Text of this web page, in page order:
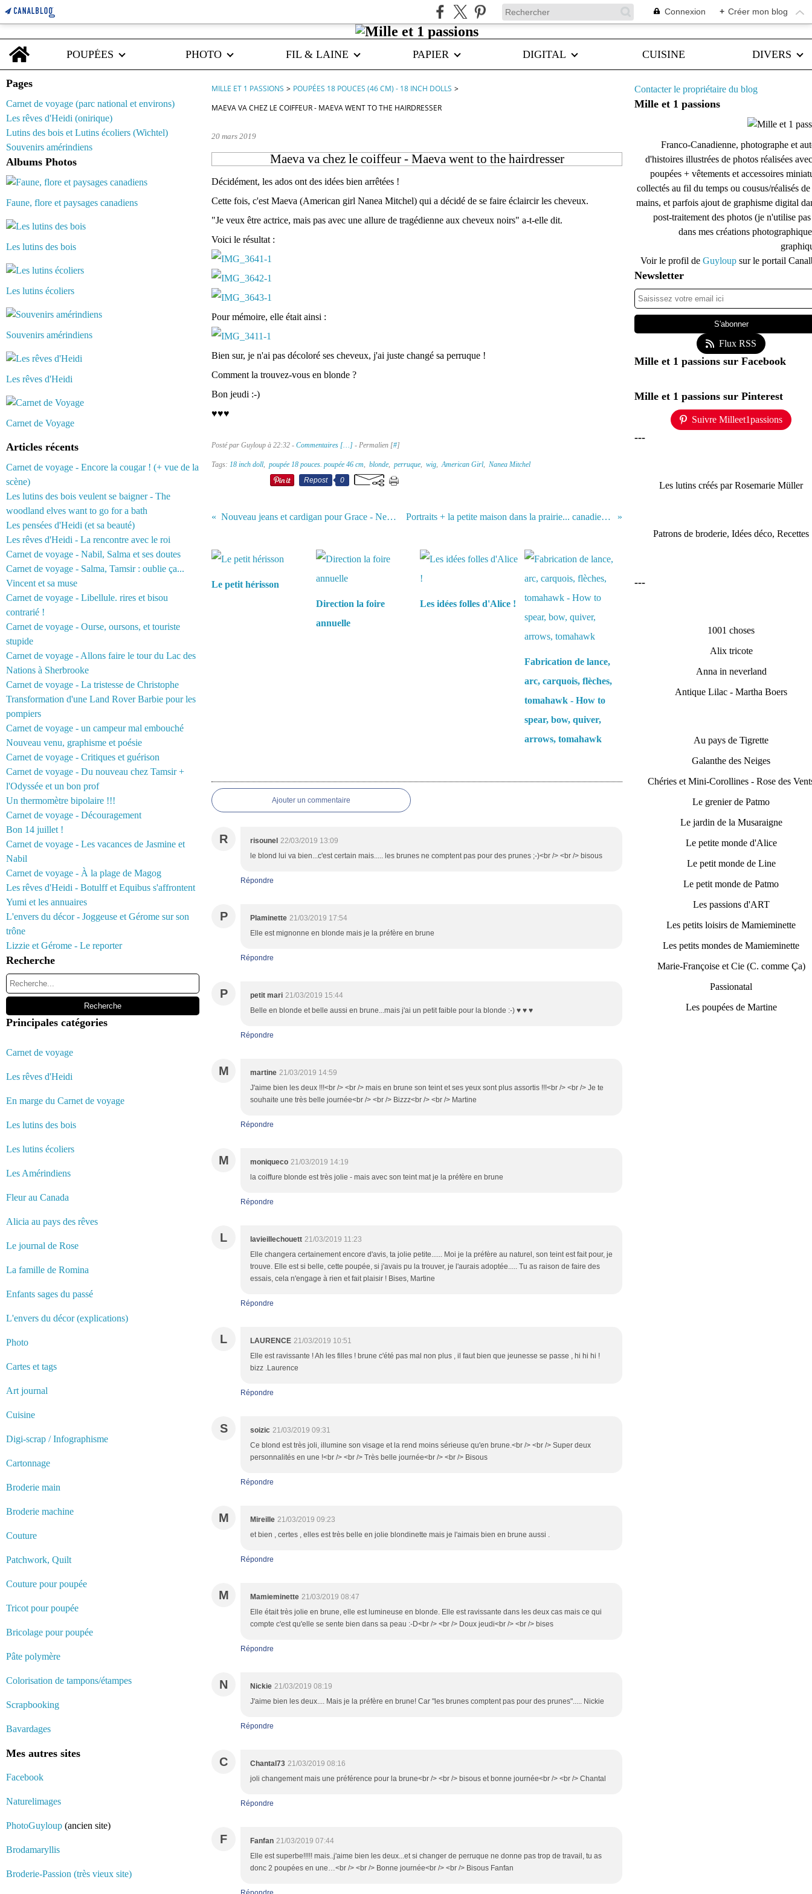
Connexion + Créer mon blog
Home
POUPÉES
PHOTO FIL & LAINE PAPIER DIGITAL CUISINE DIVERS
Pages
Carnet de voyage (parc national et environs)
Les rêves d'Heidi (onirique)
Lutins des bois et Lutins écoliers (Wichtel)
Souvenirs amérindiens
Albums Photos
Faune, flore et paysages canadiens
Les lutins des bois
Les lutins écoliers
Souvenirs amérindiens
Les rêves d'Heidi
Carnet de Voyage
Articles récents
Carnet de voyage - Encore la cougar ! (+ vue de la
scène)
Les lutins des bois veulent se baigner - The
woodland elves want to go for a bath
Les pensées d'Heidi (et sa beauté)
Les rêves d'Heidi - La rencontre avec le roi
Carnet de voyage - Nabil, Salma et ses doutes
Carnet de voyage - Salma, Tamsir : oublie ça...
Vincent et sa muse
Carnet de voyage - Libellule. rires et bisou
contrarié !
Carnet de voyage - Ourse, oursons, et touriste
stupide
Carnet de voyage - Allons faire le tour du Lac des
Nations à Sherbrooke
Carnet de voyage - La tristesse de Christophe
Transformation d'une Land Rover Barbie pour les
pompiers
Carnet de voyage - un campeur mal embouché
Nouveau venu, graphisme et poésie
Carnet de voyage - Critiques et guérison
Carnet de voyage - Du nouveau chez Tamsir +
l'Odyssée et un bon prof
Un thermomètre bipolaire !!!
Carnet de voyage - Découragement
Bon 14 juillet !
Carnet de voyage - Les vacances de Jasmine et
Nabil
Carnet de voyage - À la plage de Magog
Les rêves d'Heidi - Botulff et Equibus s'affrontent
Yumi et les annuaires
L'envers du décor - Joggeuse et Gérome sur son
trône
Lizzie et Gérome - Le reporter
Recherche
Principales catégories
Carnet de voyage
Les rêves d'Heidi
En marge du Carnet de voyage
Les lutins des bois
Les lutins écoliers
Les Amérindiens
Fleur au Canada
Alicia au pays des rêves
Le journal de Rose
La famille de Romina
Enfants sages du passé
L'envers du décor (explications)
Photo
Cartes et tags
Art journal
Cuisine
Digi-scrap / Infographisme
Cartonnage
Broderie main
Broderie machine
Couture
Patchwork, Quilt
Couture pour poupée
Tricot pour poupée
Bricolage pour poupée
Pâte polymère
Colorisation de tampons/étampes
Scrapbooking
Bavardages
Mes autres sites
Facebook
Naturelimages
PhotoGuyloup (ancien site)
Brodamaryllis
Broderie-Passion (très vieux site)
MILLE ET 1 PASSIONS > POUPÉES 18 POUCES (46 CM) - 18 INCH DOLLS >
MAEVA VA CHEZ LE COIFFEUR - MAEVA WENT TO THE HAIRDRESSER
20 mars 2019
Maeva va chez le coiffeur - Maeva went to the hairdresser
Décidément, les ados ont des idées bien arrêtées !
Cette fois, c'est Maeva (American girl Nanea Mitchel) qui a décidé de se faire éclaircir les cheveux.
"Je veux être actrice, mais pas avec une allure de tragédienne aux cheveux noirs" a-t-elle dit.
Voici le résultat :
Pour mémoire, elle était ainsi :
Bien sur, je n'ai pas décoloré ses cheveux, j'ai juste changé sa perruque !
Comment la trouvez-vous en blonde ?
Bon jeudi :-)
♥♥♥
Posté par Guyloup à 22:32 - Commentaires […] - Permalien [#]
Tags: 18 inch doll, poupée 18 pouces. poupée 46 cm, blonde, perruque, wig,American Girl, Nanea Mitchel
Repost
0
Nouveau jeans et cardigan pour Grace - New jeans and cardigan for Grace Portraits + la petite maison dans la prairie... canadienne (c'est pour bientôt, ou presque !)
Le petit hérisson
Direction la foire
annuelle
Les idées folles d'Alice !
Fabrication de lance,
arc, carquois, flèches,
tomahawk - How to
spear, bow, quiver,
arrows, tomahawk
Ajouter un commentaire
R risounel 22/03/2019 13:09
le blond lui va bien...c'est certain mais..... les brunes ne comptent pas pour des prunes ;-)<br /> <br /> bisous
Répondre
P Plaminette 21/03/2019 17:54
Elle est mignonne en blonde mais je la préfère en brune
Répondre
P petit mari 21/03/2019 15:44
Belle en blonde et belle aussi en brune...mais j'ai un petit faible pour la blonde :-) ♥ ♥ ♥
Répondre
M martine 21/03/2019 14:59
J'aime bien les deux !!!<br /> <br /> mais en brune son teint et ses yeux sont plus assortis !!!<br /> <br /> Je te
souhaite une très belle journée<br /> <br /> Bizzz<br /> <br /> Martine
Répondre
M moniqueco 21/03/2019 14:19
la coiffure blonde est très jolie - mais avec son teint mat je la préfère en brune
Répondre
L lavieillechouett 21/03/2019 11:23
Elle changera certainement encore d'avis, ta jolie petite...... Moi je la préfère au naturel, son teint est fait pour, je
trouve. Elle est si belle, cette poupée, si j'avais pu la trouver, je l'aurais adoptée..... Tu as raison de faire des
essais, cela n'engage à rien et fait plaisir ! Bises, Martine
Répondre
L LAURENCE 21/03/2019 10:51
Elle est ravissante ! Ah les filles ! brune c'été pas mal non plus , il faut bien que jeunesse se passe , hi hi hi !
bizz .Laurence
Répondre
S soizic 21/03/2019 09:31
Ce blond est très joli, illumine son visage et la rend moins sérieuse qu'en brune.<br /> <br /> Super deux
personnalités en une !<br /> <br /> Très belle journée<br /> <br /> Bisous
Répondre
M Mireille 21/03/2019 09:23
et bien , certes , elles est très belle en jolie blondinette mais je l'aimais bien en brune aussi .
Répondre
M Mamieminette 21/03/2019 08:47
Elle était très jolie en brune, elle est lumineuse en blonde. Elle est ravissante dans les deux cas mais ce qui
compte c'est qu'elle se sente bien dans sa peau :-D<br /> <br /> Doux jeudi<br /> <br /> bises
Répondre
N Nickie 21/03/2019 08:19
J'aime bien les deux.... Mais je la préfère en brune! Car "les brunes comptent pas pour des prunes"..... Nickie
Répondre
C Chantal73 21/03/2019 08:16
joli changement mais une préférence pour la brune<br /> <br /> bisous et bonne journée<br /> <br /> Chantal
Répondre
F Fanfan 21/03/2019 07:44
Elle est superbe!!!!! mais..j'aime bien les deux...et si changer de perruque ne donne pas trop de travail, tu as
donc 2 poupées en une…<br /> <br /> Bonne journée<br /> <br /> Bisous Fanfan
Contacter le propriétaire du blog
Mille et 1 passions
Franco-Canadienne, photographe et
d'histoires illustrées de photos réalisées
poupées + vêtements et accessoires
collectés au fil du temps ou cousus/réalisés de
mains, et parfois ajout de graphisme digital
post-traitement des photos (je n'utilise
dans mes créations
Voir le profil de Guyloup sur le portail
Newsletter
Flux RSS
Mille et 1 passions sur Facebook
Mille et 1 passions sur Pinterest
Suivre Milleet1passions
---
Les lutins créés par Rosemarie Müller
Patrons de broderie, Idées déco, Recettes
---
1001 choses
Alix tricote
Anna in neverland
Antique Lilac - Martha Boers
Au pays de Tigrette
Galanthe des Neiges
Chéries et Mini-Corollines - Rose des
Le grenier de Patmo
Le jardin de la Musaraigne
Le petite monde d'Alice
Le petit monde de Line
Le petit monde de Patmo
Les passions d'ART
Les petits loisirs de Mamieminette
Les petits mondes de Mamieminette
Marie-Françoise et Cie (C. comme Ça)
Passionatal
Les poupées de Martine